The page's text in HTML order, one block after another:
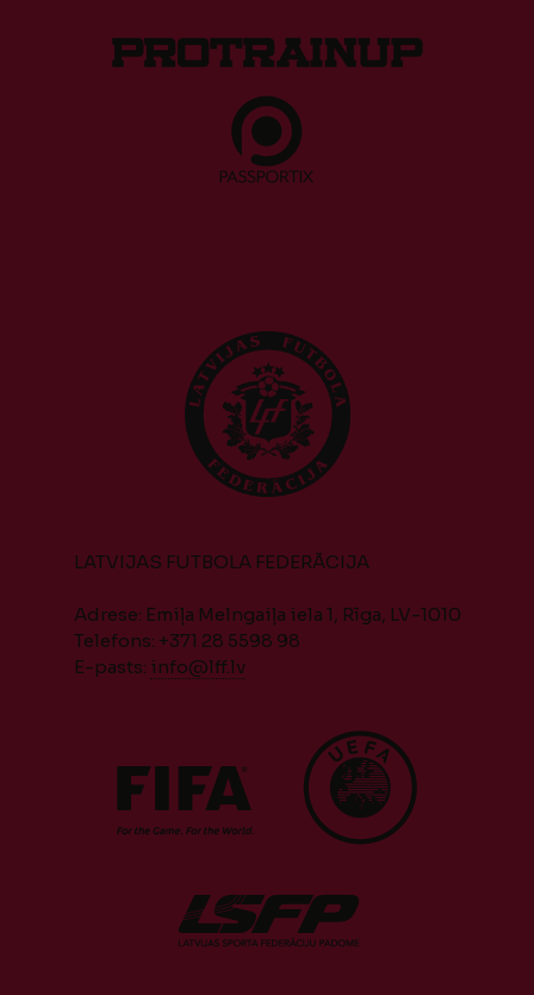
LATVIJAS FUTBOLA FEDERĀCIJA
Adrese: Emiļa Melngaiļa iela 1, Rīga, LV-1010
Telefons: +371 28 5598 98
E-pasts: info@lff.lv